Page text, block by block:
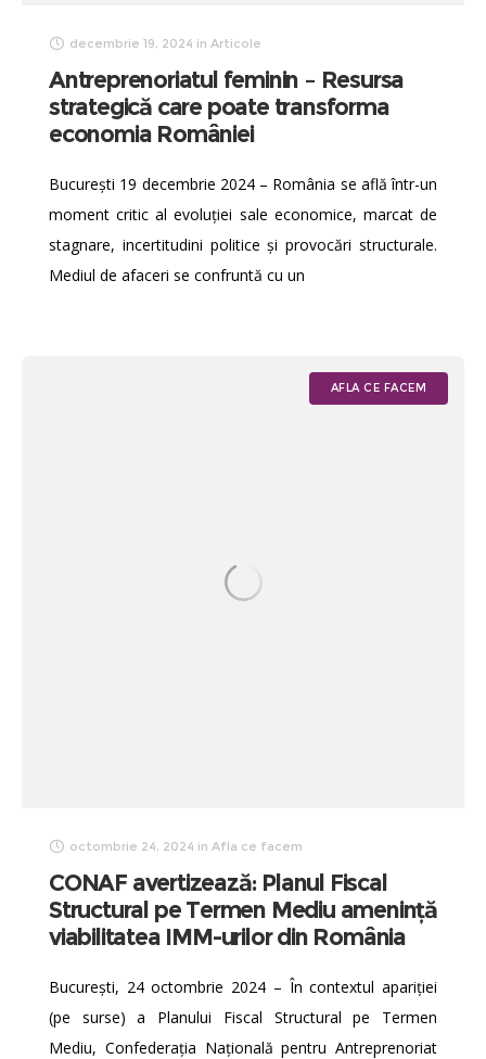
decembrie 19, 2024 in Articole
Antreprenoriatul feminin – Resursa
strategică care poate transforma
economia României
București 19 decembrie 2024 – România se află într-un
moment critic al evoluției sale economice, marcat de
stagnare, incertitudini politice și provocări structurale.
Mediul de afaceri se confruntă cu un
AFLA CE FACEM
octombrie 24, 2024 in Afla ce facem
CONAF avertizează: Planul Fiscal
Structural pe Termen Mediu amenință
viabilitatea IMM-urilor din România
București, 24 octombrie 2024 – În contextul apariției
(pe surse) a Planului Fiscal Structural pe Termen
Mediu, Confederația Națională pentru Antreprenoriat